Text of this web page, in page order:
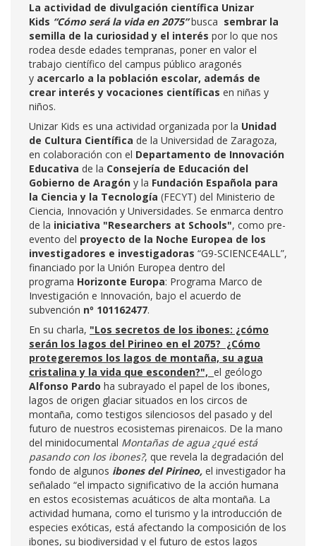
La actividad de divulgación científica Unizar
Kids “Cómo será la vida en 2075”busca sembrar la
semilla de la curiosidad y el interés por lo que nos
rodea desde edades tempranas, poner en valor el
trabajo científico del campus público aragonés
y acercarlo a la población escolar, además de
crear interés y vocaciones científicas en niñas y
niños.
Unizar Kids es una actividad organizada por la Unidad
de Cultura Científica de la Universidad de Zaragoza,
en colaboración con el Departamento de Innovación
Educativa de la Consejería de Educación del
Gobierno de Aragón y la Fundación Española para
la Ciencia y la Tecnología (FECYT) del Ministerio de
Ciencia, Innovación y Universidades. Se enmarca dentro
de la iniciativa "Researchers at Schools", como pre-
evento del proyecto de la Noche Europea de los
investigadores e investigadoras “G9-SCIENCE4ALL”,
financiado por la Unión Europea dentro del
programa Horizonte Europa: Programa Marco de
Investigación e Innovación, bajo el acuerdo de
subvención nº 101162477.
En su charla, "Los secretos de los ibones: ¿cómo
serán los lagos del Pirineo en el 2075? ¿Cómo
protegeremos los lagos de montaña, su agua
cristalina y la vida que esconden?", el geólogo
Alfonso Pardo ha subrayado el papel de los ibones,
lagos de origen glaciar situados en los circos de
montaña, como testigos silenciosos del pasado y del
futuro de nuestros ecosistemas pirenaicos. De la mano
del minidocumental Montañas de agua ¿qué está
pasando con los ibones?, que revela la degradación del
fondo de algunos ibones del Pirineo, el investigador ha
señalado “el impacto significativo de la acción humana
en estos ecosistemas acuáticos de alta montaña. La
actividad humana, como el turismo y la introducción de
especies exóticas, está afectando la composición de los
ibones, su biodiversidad y el futuro de estos lagos